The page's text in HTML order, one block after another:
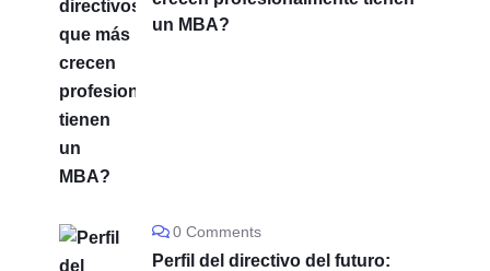
un MBA?
0 Comments
Perfil del directivo del futuro: